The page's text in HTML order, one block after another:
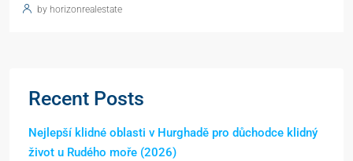
by horizonrealestate
Recent Posts
Nejlepší klidné oblasti v Hurghadě pro důchodce klidný
život u Rudého moře (2026)